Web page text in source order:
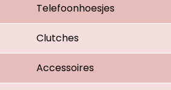
Telefoonhoesjes
Clutches
Accessoires